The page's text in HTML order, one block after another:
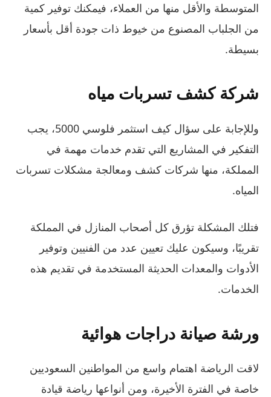
المتوسطة والأقل منها من العملاء، فيمكنك توفير كمية
من الجلباب المصنوع من خيوط ذات جودة أقل بأسعار
بسيطة.
شركة كشف تسربات مياه
وللإجابة على سؤال كيف استثمر فلوسي 5000، يجب
التفكير في المشاريع التي تقدم خدمات مهمة في
المملكة، منها شركات كشف ومعالجة مشكلات تسربات
المياه.
فتلك المشكلة تؤرق كل أصحاب المنازل في المملكة
تقريبًا، وسيكون عليك تعيين عدد من الفنيين وتوفير
الأدوات والمعدات الحديثة المستخدمة في تقديم هذه
الخدمات.
ورشة صيانة دراجات هوائية
لاقت الرياضة اهتمام واسع من المواطنين السعوديين
خاصة في الفترة الأخيرة، ومن أنواعها رياضة قيادة